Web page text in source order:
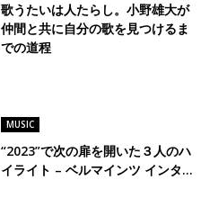
歌うたいは人たらし。小野雄大が
仲間と共に自分の歌を見つけるま
での道程
MUSIC
“2023”で次の扉を開いた３人のハ
イライト – ベルマインツ インタ…